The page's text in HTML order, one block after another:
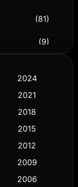
(81)
(9)
(50)
(451)
(530)
2024
2021
2018
2015
2012
2009
2006